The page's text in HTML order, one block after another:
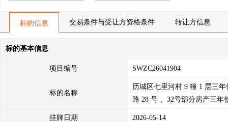
标的信息 交易条件与受让方资格条件 转让方信息
标的基本信息
项目编号 SWZC26041904
标的名称
历城区七里河村 9 幢 1 层三
路 28 号 、32号部分房产三年
挂牌日期 2026-05-14